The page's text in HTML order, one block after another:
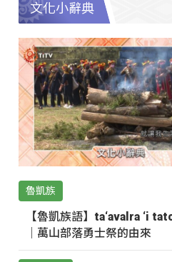
文化小辭典
魯凱族
【魯凱族語】ta‘avalra ‘i
｜萬山部落勇士祭的由來